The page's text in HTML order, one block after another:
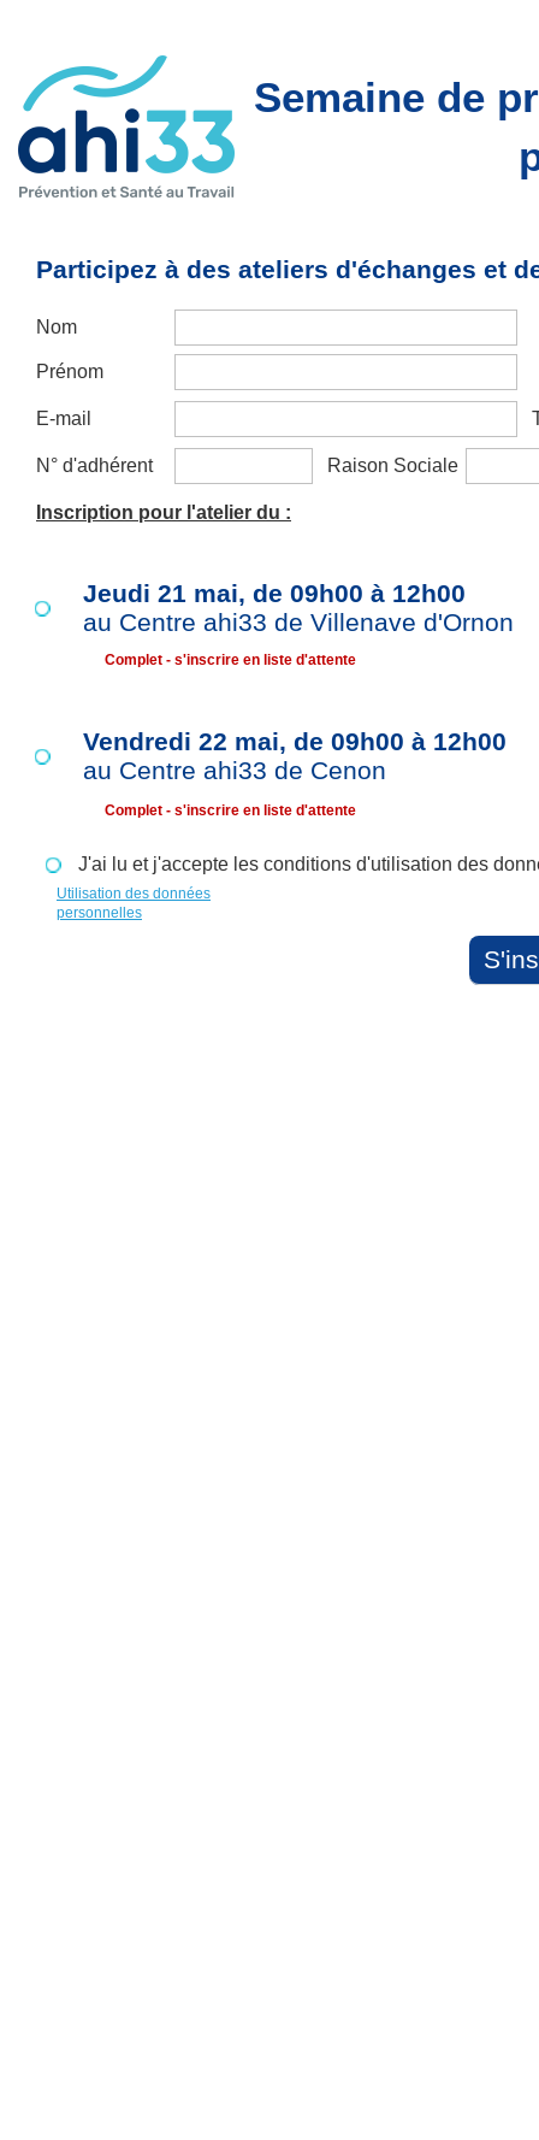
Semaine de
Participez à des ateliers d'échanges et
Nom
Prénom
E-mail
N° d'adhérent Raison Sociale
Inscription pour l'atelier du :
Jeudi 21 mai, de 09h00 à 12h00
au Centre ahi33 de Villenave d'Ornon
Vendredi 22 mai, de 09h00 à 12h00
au Centre ahi33 de Cenon
Complet - s'inscrire en liste d'attente
Complet - s'inscrire en liste d'attente
J'ai lu et j'accepte les conditions d'utilisation des
Utilisation des données
personnelles